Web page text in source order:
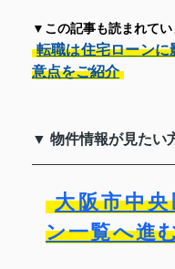
▼この記事も読まれてい
転職は住宅ローン
意点をご紹介
▼ 物件情報が見たい
大阪市中
ン一覧へ進